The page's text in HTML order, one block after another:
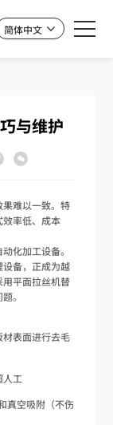
简体中文
与维护
难以一致。特
率低、成本
化加工设备。
备，正成为越
平面拉丝机替
。
表面进行去毛
人工
真空吸附（不伤